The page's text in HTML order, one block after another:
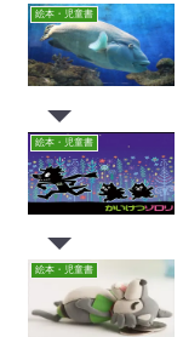
絵本・児童書
絵本・児童書
絵本・児童書